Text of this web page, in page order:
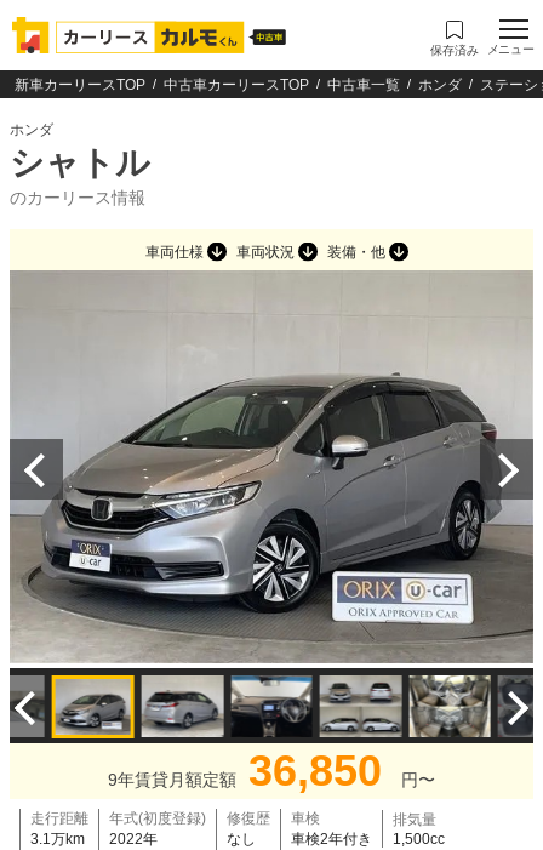
保存済み メニュー
新車カーリースTOP 中古車カーリースTOP 中古車一覧 ホンダ ステーシ
ホンダ
シャトル
のカーリース情報
車両仕様 車両状況 装備・他
9年賃貸月額定額 36,850 円〜
走行距離
3.1万km
年式(初度登録)
2022年
修復歴
なし
車検
車検2年付き
排気量
1,500cc